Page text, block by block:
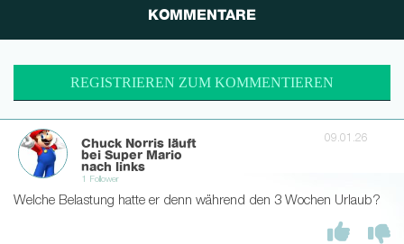
KOMMENTARE
REGISTRIEREN ZUM KOMMENTIEREN
Chuck Norris läuft
bei Super Mario
nach links
1 Follower
09.01.26
Welche Belastung hatte er denn während den 3 Wochen Urlaub?